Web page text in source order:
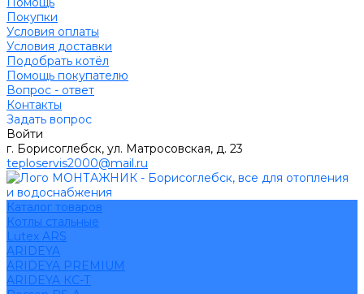
Покупки
Условия оплаты
Условия доставки
Подобрать котёл
Помощь покупателю
Вопрос - ответ
Контакты
Задать вопрос
Войти
г. Борисоглебск, ул. Матросовская, д. 23
teploservis2000@mail.ru
Каталог товаров
Котлы стальные
Lutex ARS
ARIDEYA
ARIDEYA PREMIUM
ARIDEYA КС-Т